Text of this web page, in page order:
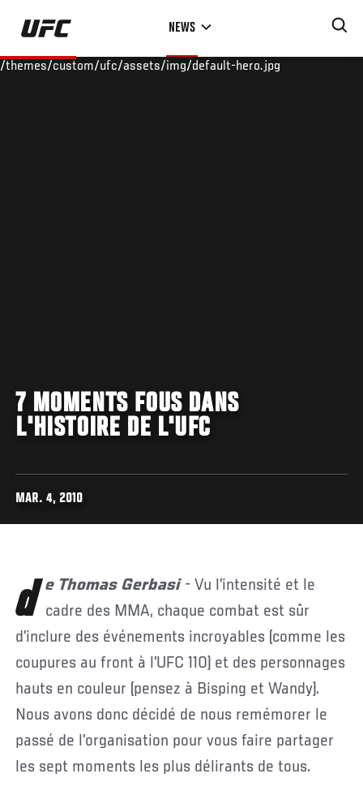
Skip
main
NEWS
/themes/custom/ufc/assets/img/default-hero.jpg
7 MOMENTS FOUS DANS
L'HISTOIRE DE L'UFC
MAR. 4, 2010
de Thomas Gerbasi - Vu l’intensité et le
cadre des MMA, chaque combat est sûr
d’inclure des événements incroyables (comme les
coupures au front à l’UFC 110) et des personnages
hauts en couleur (pensez à Bisping et Wandy).
Nous avons donc décidé de nous remémorer le
passé de l’organisation pour vous faire partager
les sept moments les plus délirants de tous.